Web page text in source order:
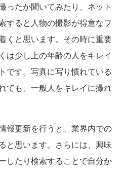
ったか聞いてみたり、ネット
すると人物の撮影が得意なフ
くと思います。その時に重要
は少し上の年齢の人をキレイ
です。写真に写り慣れている
ても、一般人をキレイに撮れ
報更新を行うと、業界内での
と思います。さらには、興味
したり検索することで自分か